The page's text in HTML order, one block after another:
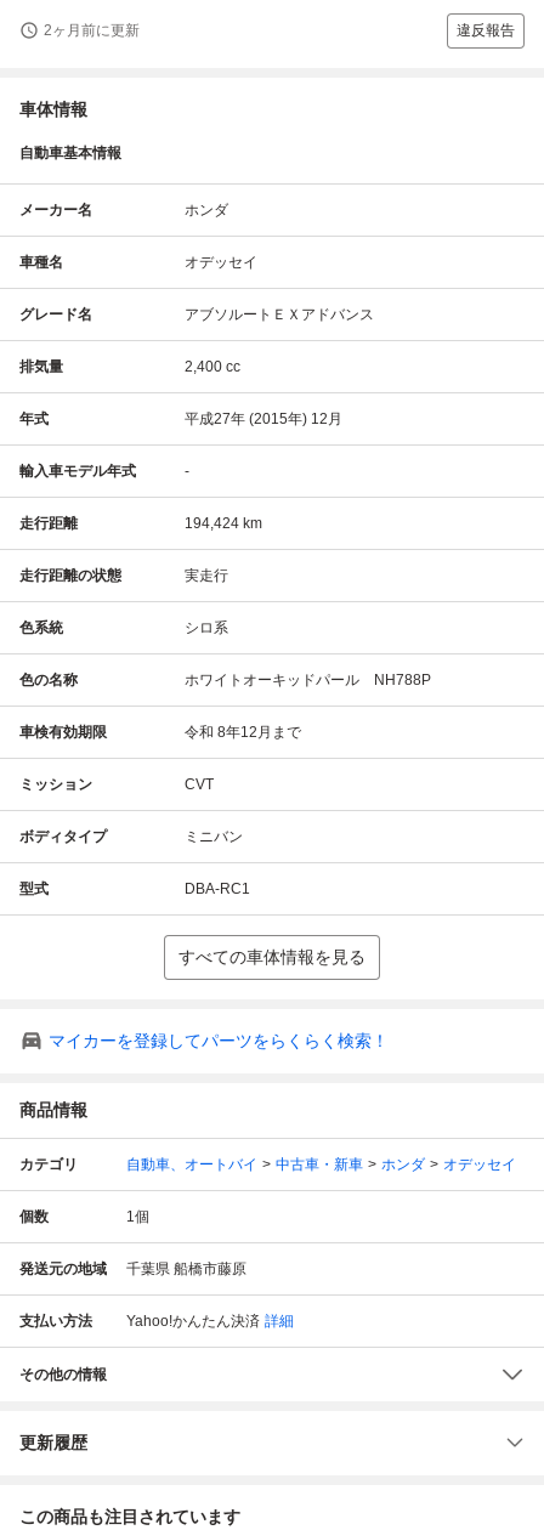
2ヶ月前に更新 違反報告
車体情報
自動車基本情報
メーカー名 ホンダ
車種名 オデッセイ
グレード名 アブソルートＥＸアドバンス
排気量 2,400 cc
年式 平成27年 (2015年) 12月
輸入車モデル年式 -
走行距離 194,424 km
走行距離の状態 実走行
色系統 シロ系
色の名称 ホワイトオーキッドパール NH788P
車検有効期限 令和 8年12月まで
ミッション CVT
ボディタイプ ミニバン
型式 DBA-RC1
すべての車体情報を見る
マイカーを登録してパーツをらくらく検索！
商品情報
カテゴリ 自動車、オートバイ 中古車・新車 ホンダ オデッセイ
個数 1個
発送元の地域 千葉県 船橋市藤原
支払い方法 Yahoo!かんたん決済 詳細
その他の情報
更新履歴
この商品も注目されています